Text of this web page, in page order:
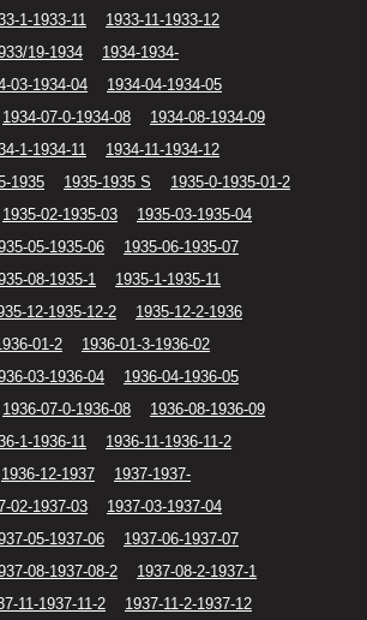
1-1933-11
1933-11-1933-12
19-1934
1934-1934-
03-1934-04
1934-04-1934-05
1934-07-0-1934-08
1934-08-1934-09
1-1934-11
1934-11-1934-12
1935 1935-1935 S
1935-0-1935-01-2
1935-02-1935-03
1935-03-1935-04
05-1935-06
1935-06-1935-07
08-1935-1
1935-1-1935-11
12-1935-12-2
1935-12-2-1936
01-2
1936-01-3-1936-02
03-1936-04
1936-04-1936-05
1936-07-0-1936-08
1936-08-1936-09
1-1936-11
1936-11-1936-11-2
1936-12-1937
1937-1937-
02-1937-03
1937-03-1937-04
05-1937-06
1937-06-1937-07
08-1937-08-2
1937-08-2-1937-1
11-1937-11-2
1937-11-2-1937-12